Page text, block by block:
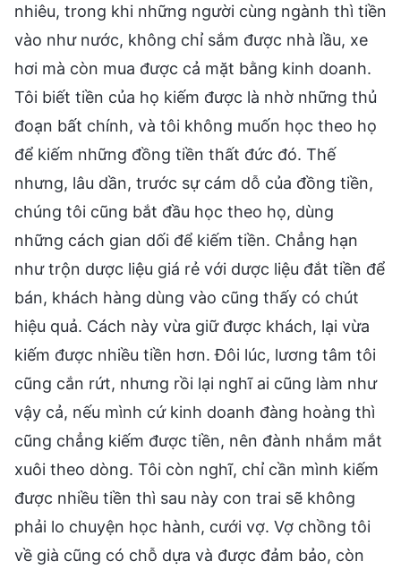
nhiêu, trong khi những người cùng ngành thì tiền
vào như nước, không chỉ sắm được nhà lầu, xe
hơi mà còn mua được cả mặt bằng kinh doanh.
Tôi biết tiền của họ kiếm được là nhờ những thủ
đoạn bất chính, và tôi không muốn học theo họ
để kiếm những đồng tiền thất đức đó. Thế
nhưng, lâu dần, trước sự cám dỗ của đồng tiền,
chúng tôi cũng bắt đầu học theo họ, dùng
những cách gian dối để kiếm tiền. Chẳng hạn
như trộn dược liệu giá rẻ với dược liệu đắt tiền để
bán, khách hàng dùng vào cũng thấy có chút
hiệu quả. Cách này vừa giữ được khách, lại vừa
kiếm được nhiều tiền hơn. Đôi lúc, lương tâm tôi
cũng cắn rứt, nhưng rồi lại nghĩ ai cũng làm như
vậy cả, nếu mình cứ kinh doanh đàng hoàng thì
cũng chẳng kiếm được tiền, nên đành nhắm mắt
xuôi theo dòng. Tôi còn nghĩ, chỉ cần mình kiếm
được nhiều tiền thì sau này con trai sẽ không
phải lo chuyện học hành, cưới vợ. Vợ chồng tôi
về già cũng có chỗ dựa và được đảm bảo, còn